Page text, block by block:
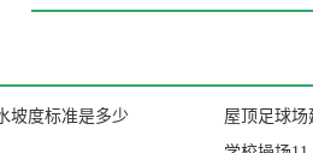
坡度标准是多少
屋顶足球场